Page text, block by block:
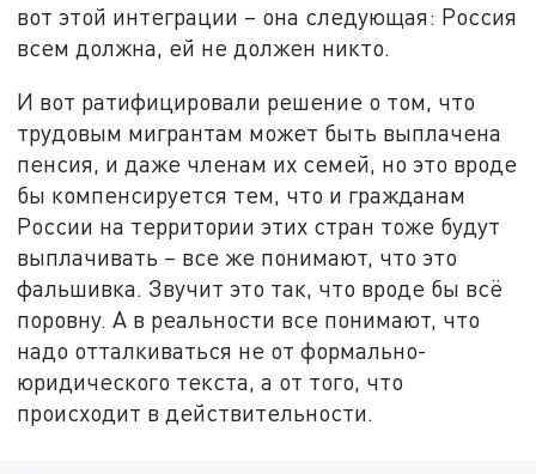
вот этой интеграции – она следующая: Россия
всем должна, ей не должен никто.
И вот ратифицировали решение о том, что
трудовым мигрантам может быть выплачена
пенсия, и даже членам их семей, но это вроде
бы компенсируется тем, что и гражданам
России на территории этих стран тоже будут
выплачивать – все же понимают, что это
фальшивка. Звучит это так, что вроде бы всё
поровну. А в реальности все понимают, что
надо отталкиваться не от формально-
юридического текста, а от того, что
происходит в действительности.